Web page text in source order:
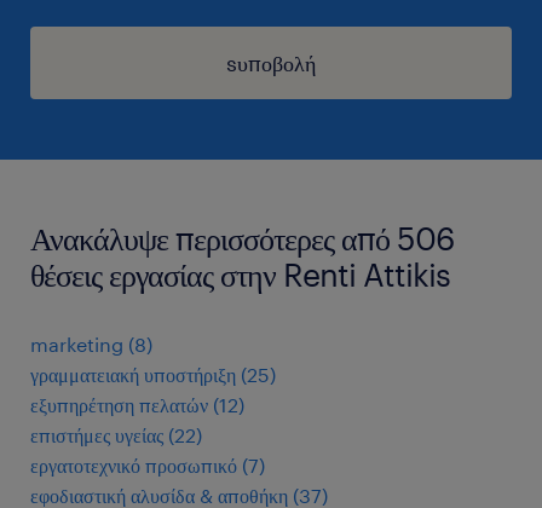
sυποβολή
Ανακάλυψε περισσότερες από 506
θέσεις εργασίας στην Renti Attikis
marketing (8)
γραμματειακή υποστήριξη (25)
εξυπηρέτηση πελατών (12)
επιστήμες υγείας (22)
εργατοτεχνικό προσωπικό (7)
εφοδιαστική αλυσίδα & αποθήκη (37)